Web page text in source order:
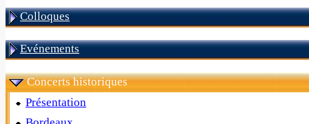
Colloques
Evénements
Concerts historiques
Présentation